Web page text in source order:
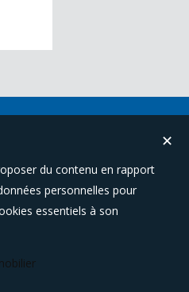
✕
du contenu en rapport
personnelles pour
essentiels à son